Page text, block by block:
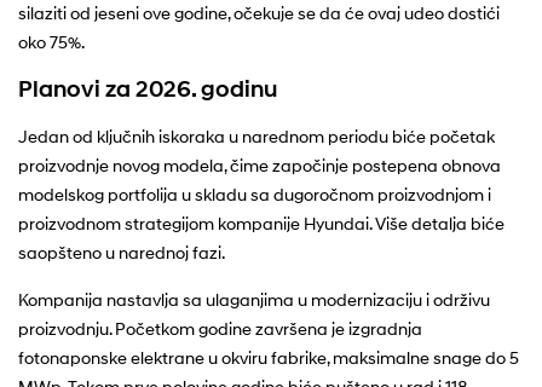
silaziti od jeseni ove godine, očekuje se da će ovaj udeo dostići
oko 75%.
Planovi za 2026. godinu
Jedan od ključnih iskoraka u narednom periodu biće početak
proizvodnje novog modela, čime započinje postepena obnova
modelskog portfolija u skladu sa dugoročnom proizvodnjom i
proizvodnom strategijom kompanije Hyundai. Više detalja biće
saopšteno u narednoj fazi.
Kompanija nastavlja sa ulaganjima u modernizaciju i održivu
proizvodnju. Početkom godine završena je izgradnja
fotonaponske elektrane u okviru fabrike, maksimalne snage do 5